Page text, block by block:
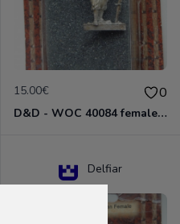
15.00€ 0
D&D - WOC 40084 female human wizard Miniature - Donjons Dragons
Delfiar